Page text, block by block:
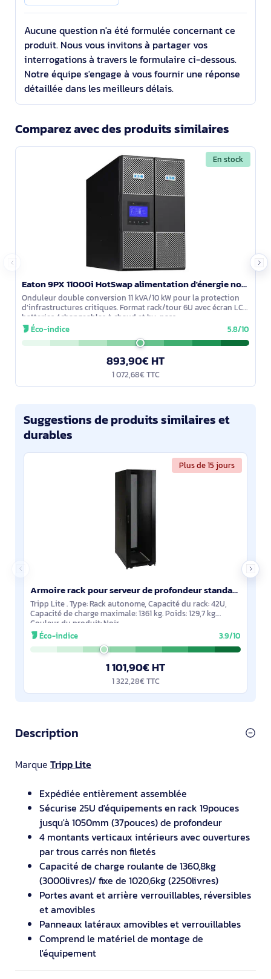
Aucune question n'a été formulée concernant ce
produit. Nous vous invitons à partager vos
interrogations à travers le formulaire ci-dessous.
Notre équipe s'engage à vous fournir une réponse
détaillée dans les meilleurs délais.
Comparez avec des produits similaires
En stock
Eaton 9PX 11000i HotSwap alimentation d'énergie non interruptible Double-conversion (en ligne) 11 kV - 9PX11KIBP
Onduleur double conversion 11 kVA/10 kW pour la protection
d’infrastructures critiques. Format rack/tour 6U avec écran LCD,
batteries échangeables à chaud et by-pass
interne/maintenance. Mise en
Éco-indice 5.8/10
893,90€ HT
1 072,68€ TTC
Suggestions de produits similaires et
durables
Plus de 15 jours
Armoire rack pour serveur de profondeur standard SmartRack 42U avec portes et panneaux latéraux - SR42UB
Tripp Lite . Type: Rack autonome, Capacité du rack: 42U,
Capacité de charge maximale: 1361 kg. Poids: 129,7 kg.
Couleur du produit: Noir
Éco-indice
3.9/10
1 101,90€ HT
1 322,28€ TTC
Description
Marque Tripp Lite
Expédiée entièrement assemblée
Sécurise 25U d'équipements en rack 19pouces
jusqu'à 1050mm (37pouces) de profondeur
4 montants verticaux intérieurs avec ouvertures
par trous carrés non filetés
Capacité de charge roulante de 1360,8kg
(3000livres)/ fixe de 1020,6kg (2250livres)
Portes avant et arrière verrouillables, réversibles
et amovibles
Panneaux latéraux amovibles et verrouillables
Comprend le matériel de montage de
l'équipement